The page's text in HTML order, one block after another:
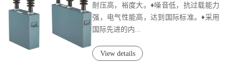
耐压高，裕度大。♦噪音低，抗过载能力
强，电气性能高，达到国际标准。♦采用
国际先进的内...
View details